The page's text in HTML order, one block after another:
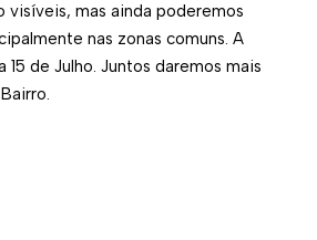
visíveis, mas ainda poderemos
nas zonas comuns. A
15 de Julho. Juntos daremos mais